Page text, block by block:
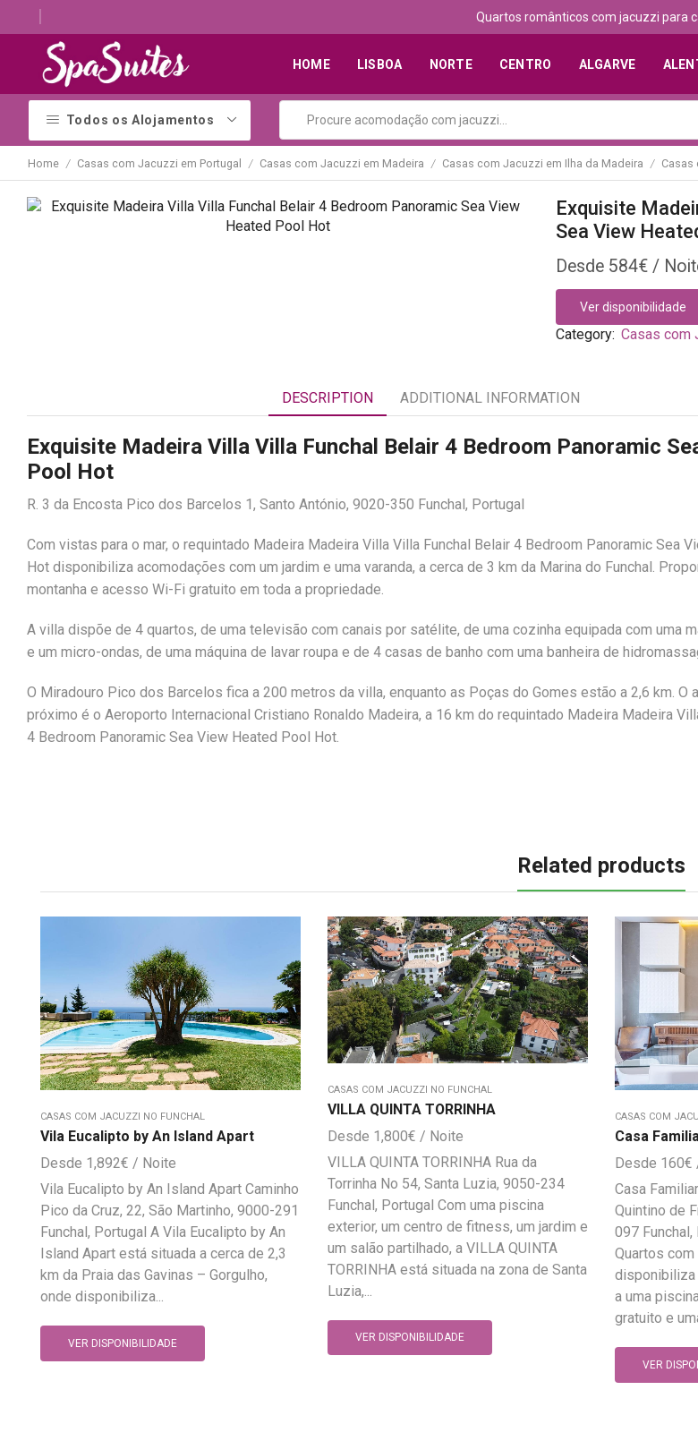
Quartos românticos com jacuzzi para
HOME LISBOA NORTE CENTRO ALGARVE
Todos os Alojamentos
Home / Casas com Jacuzzi em Portugal / Casas com Jacuzzi em Madeira / Casas com Jacuzzi em Ilha da Madeira / Casas
Exquisite
Sea View
584€
Ver disponibilidade
Category: Casas com
DESCRIPTION ADDITIONAL INFORMATION
Exquisite Madeira Villa Villa Funchal Belair 4 Bedroom Panoramic
Pool Hot
R. 3 da Encosta Pico dos Barcelos 1, Santo António, 9020-350 Funchal, Portugal
Com vistas para o mar, o requintado Madeira Madeira Villa Villa Funchal Belair 4 Bedroom Panoramic Sea
Hot disponibiliza acomodações com um jardim e uma varanda, a cerca de 3 km da Marina do Funchal.
montanha e acesso Wi-Fi gratuito em toda a propriedade.
A villa dispõe de 4 quartos, de uma televisão com canais por satélite, de uma cozinha equipada com uma
e um micro-ondas, de uma máquina de lavar roupa e de 4 casas de banho com uma banheira de
O Miradouro Pico dos Barcelos fica a 200 metros da villa, enquanto as Poças do Gomes estão a 2,6 km. O
próximo é o Aeroporto Internacional Cristiano Ronaldo Madeira, a 16 km do requintado Madeira Madeira
4 Bedroom Panoramic Sea View Heated Pool Hot.
Related products
CASAS COM JACUZZI NO FUNCHAL
Vila Eucalipto by An Island Apart
1,892€
Vila Eucalipto by An Island Apart Caminho
Pico da Cruz, 22, São Martinho, 9000-291
Funchal, Portugal A Vila Eucalipto by An
Island Apart está situada a cerca de 2,3
km da Praia das Gavinas – Gorgulho,
onde disponibiliza...
VER DISPONIBILIDADE
CASAS COM JACUZZI NO FUNCHAL
VILLA QUINTA TORRINHA
1,800€
VILLA QUINTA TORRINHA Rua da
Torrinha No 54, Santa Luzia, 9050-234
Funchal, Portugal Com uma piscina
exterior, um centro de fitness, um jardim e
um salão partilhado, a VILLA QUINTA
TORRINHA está situada na zona de Santa
Luzia,...
VER DISPONIBILIDADE
CASAS COM
Casa
160€
Casa
Quintino de
097 Funchal,
Quartos
disponibiliza
a uma
gratuito e
VER